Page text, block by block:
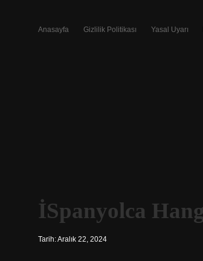
Anasayfa Gizlilik Politikası Yasal Uyarı
İSpanyolca
Tarih: Aralık 22, 2024